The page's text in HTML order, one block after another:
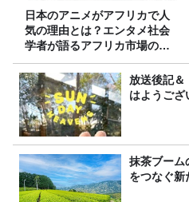
日本のアニメがアフリカで人
気の理由とは？エンタメ社会
学者が語るアフリカ市場のリ
アル
放送後記＆
はようござ
抹茶ブー
をつなぐ新